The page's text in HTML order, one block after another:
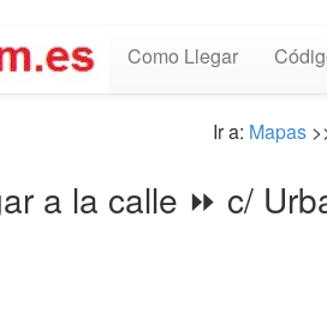
Como Llegar
Ir a: Mapas
a la calle ⏩ c/